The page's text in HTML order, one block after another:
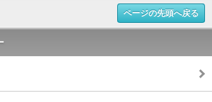
ページの先頭へ戻る